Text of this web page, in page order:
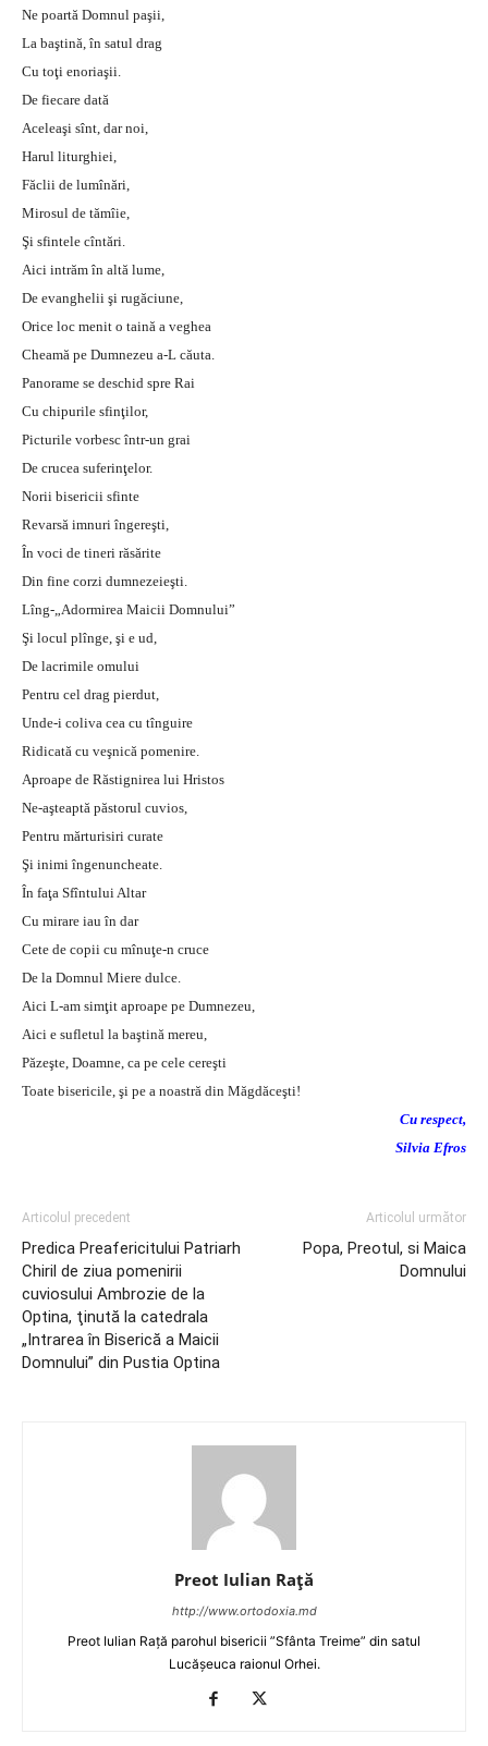
Ne poartă Domnul paşii,
La baştină, în satul drag
Cu toţi enoriaşii.
De fiecare dată
Aceleaşi sînt, dar noi,
Harul liturghiei,
Făclii de lumînări,
Mirosul de tămîie,
Şi sfintele cîntări.
Aici intrăm în altă lume,
De evanghelii şi rugăciune,
Orice loc menit o taină a veghea
Cheamă pe Dumnezeu a-L căuta.
Panorame se deschid spre Rai
Cu chipurile sfinţilor,
Picturile vorbesc într-un grai
De crucea suferinţelor.
Norii bisericii sfinte
Revarsă imnuri îngereşti,
În voci de tineri răsărite
Din fine corzi dumnezeieşti.
Lîng-„Adormirea Maicii Domnului”
Şi locul plînge, şi e ud,
De lacrimile omului
Pentru cel drag pierdut,
Unde-i coliva cea cu tînguire
Ridicată cu veşnică pomenire.
Aproape de Răstignirea lui Hristos
Ne-aşteaptă păstorul cuvios,
Pentru mărturisiri curate
Şi inimi îngenuncheate.
În faţa Sfîntului Altar
Cu mirare iau în dar
Cete de copii cu mînuţe-n cruce
De la Domnul Miere dulce.
Aici L-am simţit aproape pe Dumnezeu,
Aici e sufletul la baştină mereu,
Păzeşte, Doamne, ca pe cele cereşti
Toate bisericile, şi pe a noastră din Măgdăceşti!
Cu respect,
Silvia Efros
Articolul precedent
Predica Preafericitului Patriarh
Chiril de ziua pomenirii
cuviosului Ambrozie de la
Optina, ţinută la catedrala
„Intrarea în Biserică a Maicii
Domnului” din Pustia Optina
Articolul următor
Popa, Preotul, si Maica
Domnului
Preot Iulian Raţă
http://www.ortodoxia.md
Preot Iulian Rață parohul bisericii ”Sfânta Treime” din satul
Lucășeuca raionul Orhei.